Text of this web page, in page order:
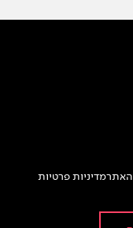
האתרמדיניות פרטיות